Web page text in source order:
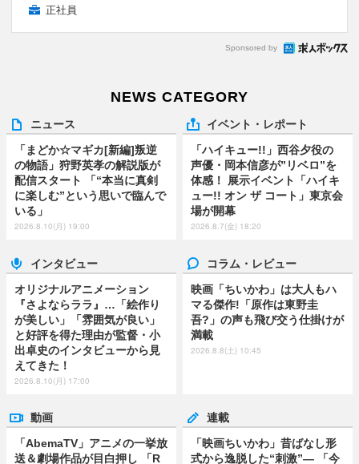
正社員
Sponsored by
NEWS CATEGORY
ニュース
「まどか☆マギカ[新編]叛逆
の物語」狩野英孝の解説版が
配信スタート 「“本当に真剣
に楽しむ”という思いで臨んで
いる」
2026.8.10(月) 19:00
イベント・レポート
「ハイキュー!!」西谷夕役の
声優・岡本信彦が”リベロ”を
体感！ 展示イベント「ハイキ
ュー!! オン ザ コート」東京会
場が開幕
2026.8.7(金) 18:20
インタビュー
オリジナルアニメーション
『さよならララ』…「絵作り
が美しい」「雰囲気が良い」
と好評を得た理由が監督・小
出卓史のインタビューから見
えてきた！
2026.8.10(月) 17:00
コラム・レビュー
映画「ちいかわ」は大人もハ
マる傑作!「原作は東野圭
吾?」の声も飛び交う仕掛けが
満載
2026.8.8(土) 10:45
動画
「AbemaTV」アニメの一挙放
送＆劇場作品が目白押し 「R
連載
「映画ちいかわ」昔ばなし形
式から逸脱した“刺激”― 「今